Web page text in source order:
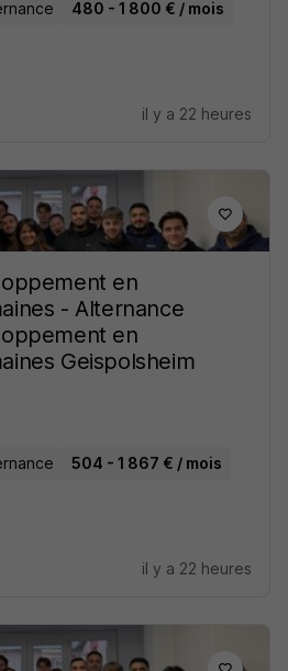
480 - 1 800 € / mois
il y a 22 heures
en
- Alternance
en
Geispolsheim
504 - 1 867 € / mois
il y a 22 heures